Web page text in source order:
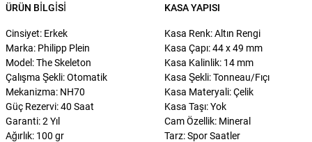
ÜRÜN BILGISI
Cinsiyet: Erkek
Marka: Philipp Plein
Model: The Skeleton
Çalışma Şekli: Otomatik
Mekanizma: NH70
Güç Rezervi: 40 Saat
Garanti: 2 Yıl
Ağırlık: 100 gr
KASA YAPISI
Kasa Renk: Altın Rengi
Kasa Çapı: 44 x 49 mm
Kasa Kalinlik: 14 mm
Kasa Şekli: Tonneau/Fıçı
Kasa Materyali: Çelik
Kasa Taşı: Yok
Cam Özellik: Mineral
Tarz: Spor Saatler